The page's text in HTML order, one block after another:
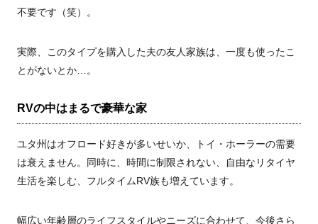
不要です（笑）。
実際、このタイプを購入した夫の友人家族は、一度も使ったこ
とがないとか…。
RVの中はまるで豪華な家
ユタ州はオフロード好きが多いせいか、トイ・ホーラーの需要
は衰えません。同時に、時間に制限されない、自由なリタイヤ
生活を楽しむ、フルタイムRV族も増えています。
幅広い年齢層のライフスタイルやニーズに合わせて、今後さら